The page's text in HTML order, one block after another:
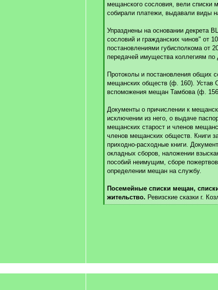
мещанского сословия, вели списки
собирали платежи, выдавали виды
Упразднены на основании декрета
сословий и гражданских чинов" от
постановлениями губисполкома от
передачей имущества коллегиям по
Протоколы и постановления общих
мещанских обществ (ф. 160). Устав
вспоможения мещан Тамбова (ф.
Документы о причислении к
исключении из него, о выдаче
мещанских старост и членов
членов мещанских обществ. Книги
приходно-расходные книги.
окладных сборов, наложении
пособий неимущим, сборе
определении мещан на службу.
Посемейные списки мещан,
жительство. Ревизские сказки г.
[